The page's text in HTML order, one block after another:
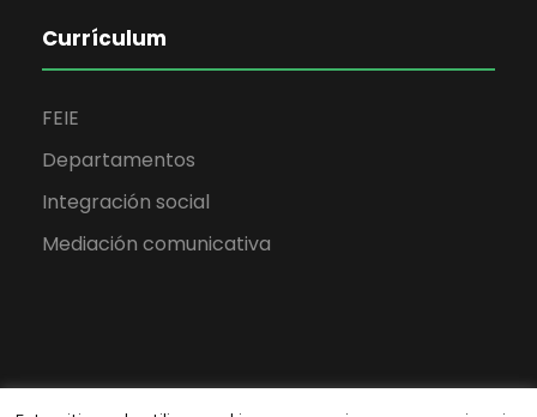
Currículum
FEIE
Departamentos
Integración social
Mediación comunicativa